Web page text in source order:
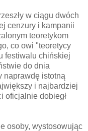
w ciągu dwóch
cenzury i kampanii
teoretykom
co owi "teoretycy
festiwalu chińskiej
do dnia
naprawdę istotną
i najbardziej
oficjalnie dobiegł
osoby, wystosowując